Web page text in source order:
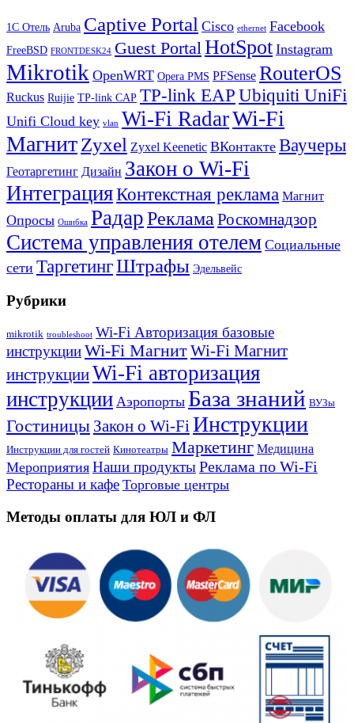
1С Отель Aruba Captive Portal Cisco ethernet Facebook
FreeBSD FRONTDESK24 Guest Portal HotSpot Instagram
Mikrotik OpenWRT Opera PMS PFSense RouterOS
Ruckus Ruijie TP-link CAP TP-link EAP Ubiquiti UniFi
Unifi Cloud key vlan Wi-Fi RadarWi-Fi
МагнитZyxel Zyxel Keenetic ВКонтакте Ваучеры
Геотаргетинг Дизайн Закон о Wi-Fi
ИнтеграцияКонтекстная реклама Магнит
Опросы Ошибка РадарРеклама Роскомнадзор
Система управления отелем Социальные
сети ТаргетингШтрафы Эдельвейс
Рубрики
mikrotik troubleshoot Wi-Fi Авторизация базовые
инструкцииWi-Fi МагнитWi-Fi Магнит
инструкцииWi-Fi авторизация
инструкции Аэропорты База знаний ВУЗы
Гостиницы Закон о Wi-FiИнструкции
Инструкции для гостей Кинотеатры Маркетинг Медицина
Мероприятия Наши продуктыРеклама по Wi-Fi
Рестораны и кафе Торговые центры
Методы оплаты для ЮЛ и ФЛ